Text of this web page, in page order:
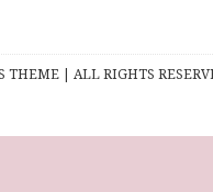
THEME | ALL RIGHTS